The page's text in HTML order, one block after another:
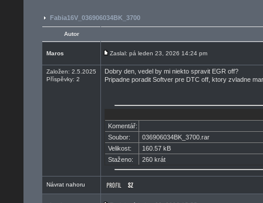
Fabia16V_036906034BK_3700
Autor
Maros Zaslal: pá leden 23, 2026 14:24 pm
Založen: 2.5.2025
Příspěvky: 2
Dobry den, vedel by mi niekto spravit EGR off?
Pripadne poradit Softver pre DTC off, ktory zvladne
Komentář:
Soubor:
036906034BK_3700.rar
Velikost:
160.57 kB
Staženo:
260 krát
Návrat nahoru